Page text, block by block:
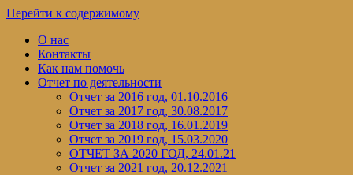
Перейти к содержимому
О нас
Контакты
Как нам помочь
Отчет по деятельности
Отчет за 2016 год, 01.10.2016
Отчет за 2017 год, 30.08.2017
Отчет за 2018 год, 16.01.2019
Отчет за 2019 год, 15.03.2020
ОТЧЕТ ЗА 2020 ГОД, 24.01.21
Отчет за 2021 год, 20.12.2021